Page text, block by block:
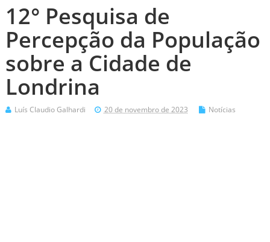
12° Pesquisa de
Percepção da População
sobre a Cidade de
Londrina
Luís Claudio Galhardi 20 de novembro de 2023 Notícias